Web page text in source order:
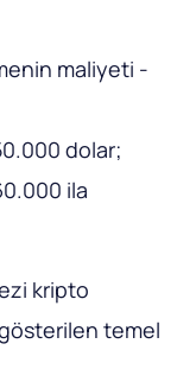
maliyeti -
dolar;
ila
kripto
temel